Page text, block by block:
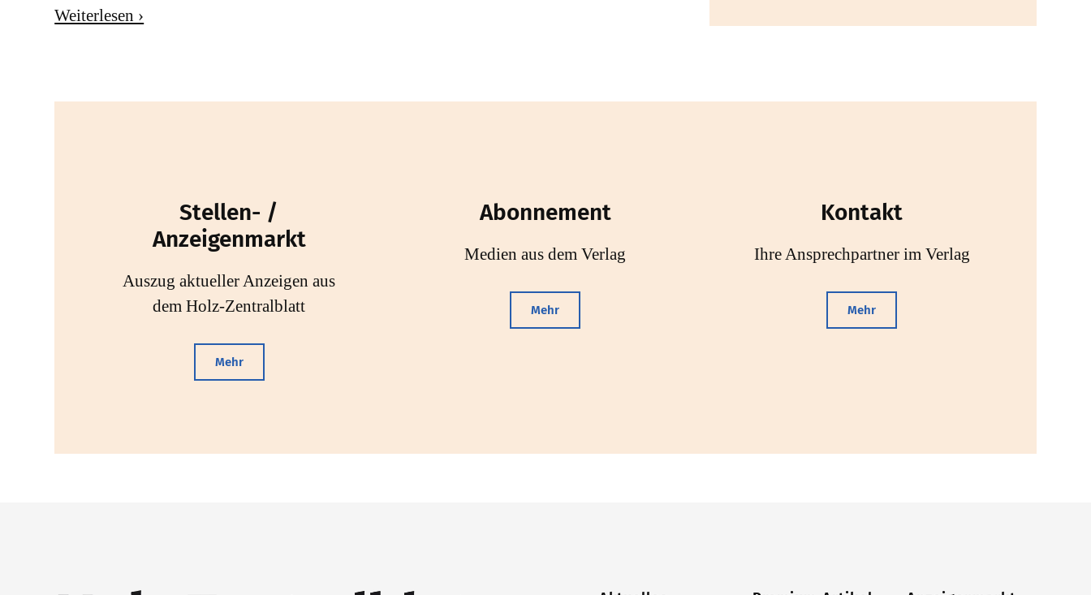
Weiterlesen ›
Stellen- /
Anzeigenmarkt
Auszug aktueller Anzeigen aus
dem Holz-Zentralblatt
Mehr
Abonnement
Medien aus dem Verlag
Mehr
Kontakt
Ihre Ansprechpartner im Verlag
Mehr